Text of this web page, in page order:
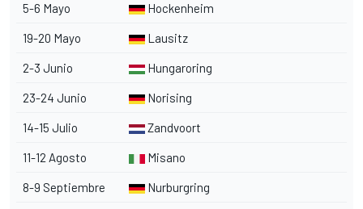
5-6 Mayo Hockenheim
19-20 Mayo Lausitz
2-3 Junio Hungaroring
23-24 Junio Norising
14-15 Julio Zandvoort
11-12 Agosto Misano
8-9 Septiembre Nurburgring